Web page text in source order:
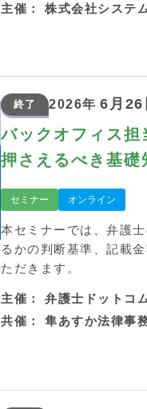
主催： 株式会社システ
終了 2026年 6月
バックオフィス担
押さえるべき基礎
セミナー オンライン
本セミナーでは、弁護
るかの判断基準、記載
ただきます。
主催：
弁護士ドットコ
共催：
隼あすか法律事